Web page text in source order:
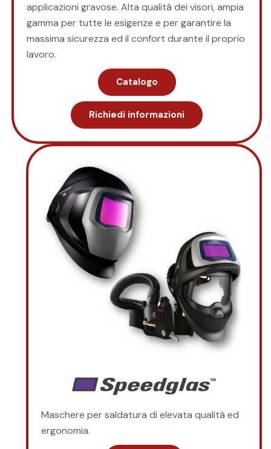
applicazioni gravose. Alta qualità dei visori, ampia
gamma per tutte le esigenze e per garantire la
massima sicurezza ed il confort durante il proprio
lavoro.
Catalogo
Richiedi informazioni
Maschere per saldatura di elevata qualità ed
ergonomia.